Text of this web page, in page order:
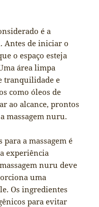
é a
Antes de iniciar o
o espaço esteja
área limpa
tranquilidade e
como óleos de
ao alcance, prontos
massagem nuru.
a massagem é
experiência
nuru deve
uma
Os ingredientes
para evitar